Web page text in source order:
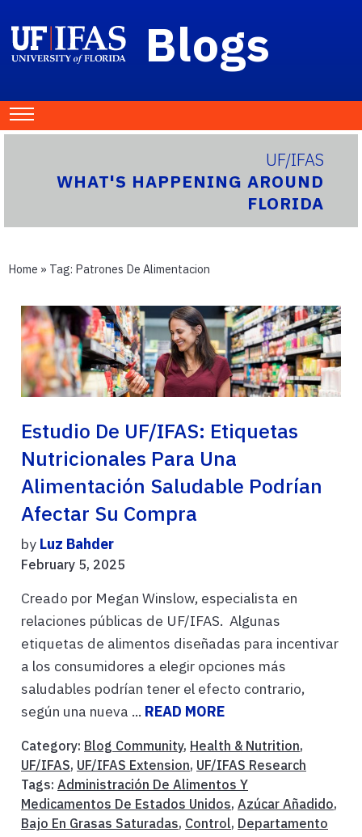
Blogs
UF/IFAS
WHAT'S HAPPENING AROUND
FLORIDA
Home » Tag: Patrones De Alimentacion
Estudio De UF/IFAS: Etiquetas
Nutricionales Para Una
Alimentación Saludable Podrían
Afectar Su Compra
by Luz Bahder
February 5, 2025
Creado por Megan Winslow, especialista en
relaciones públicas de UF/IFAS. Algunas
etiquetas de alimentos diseñadas para incentivar
a los consumidores a elegir opciones más
saludables podrían tener el efecto contrario,
según una nueva ... READ MORE
Category: Blog Community, Health & Nutrition,
UF/IFAS, UF/IFAS Extension, UF/IFAS Research
Tags: Administración De Alimentos Y
Medicamentos De Estados Unidos, Azúcar Añadido,
Bajo En Grasas Saturadas, Control, Departamento